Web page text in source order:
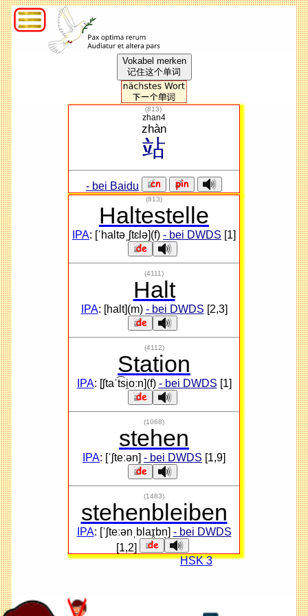
Vokabel merken
记住这个单词
(813)
站
zhàn
zhan4
- bei Baidu
(813)
Haltestelle
IPA: [ˈhaltəˌʃtɛlə](f) - bei DWDS [1]
(4111)
Halt
IPA: [halt](m) - bei DWDS [2,3]
(4112)
Station
IPA: [ʃtaˈt͡si̯oːn](f) - bei DWDS [1]
(1068)
stehen
IPA: [ˈʃteːən] - bei DWDS [1,9]
(1483)
stehenbleiben
IPA: [ˈʃteːənˌblaɪ̯bn̩] - bei DWDS
[1,2]
HSK 3